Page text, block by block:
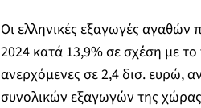
Οι ελληνικές εξαγωγές αγαθών
2024 κατά 13,9% σε σχέση με
ανερχόμενες σε 2,4 δισ. ευρώ,
συνολικών εξαγωγών της